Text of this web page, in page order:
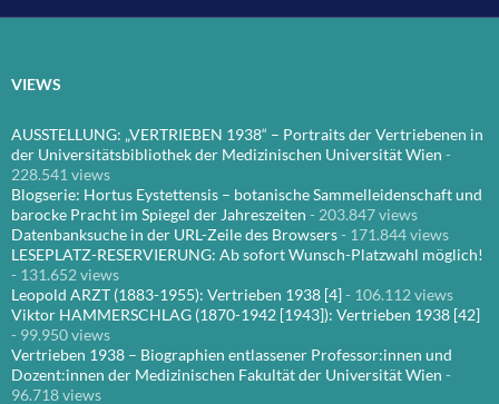
VIEWS
AUSSTELLUNG: „VERTRIEBEN 1938“ – Portraits der Vertriebenen in
der Universitätsbibliothek der Medizinischen Universität Wien -
228.541 views
Blogserie: Hortus Eystettensis – botanische Sammelleidenschaft und
barocke Pracht im Spiegel der Jahreszeiten - 203.847 views
Datenbanksuche in der URL-Zeile des Browsers- 171.844 views
LESEPLATZ-RESERVIERUNG: Ab sofort Wunsch-Platzwahl möglich!
- 131.652 views
Leopold ARZT (1883-1955): Vertrieben 1938 [4]- 106.112 views
Viktor HAMMERSCHLAG (1870-1942 [1943]): Vertrieben 1938 [42]
- 99.950 views
Vertrieben 1938 – Biographien entlassener Professor:innen und
Dozent:innen der Medizinischen Fakultät der Universität Wien -
96.718 views